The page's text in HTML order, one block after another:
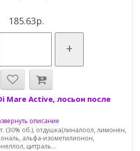
185.63р.
+
Mare Active, лосьон после
описание
(30% об.), отдушка(линалоол, лимонен,
альфа-изометилионон,
цитраль...